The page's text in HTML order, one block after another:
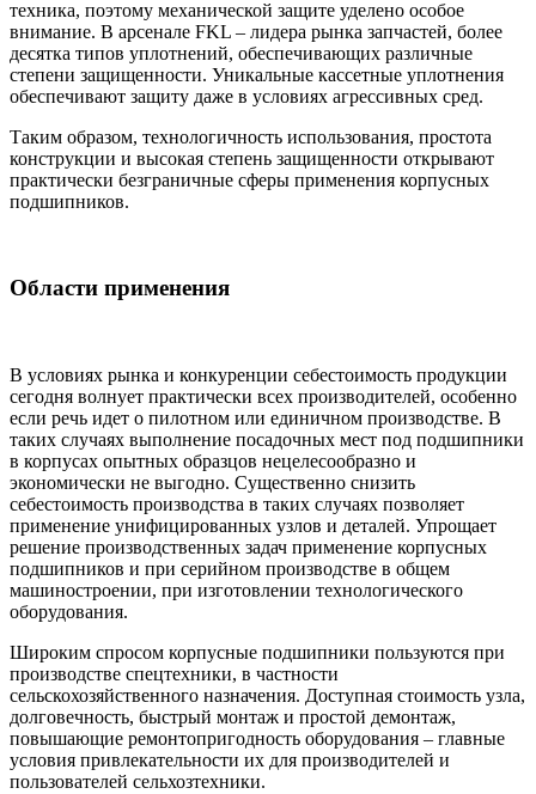
техника, поэтому механической защите уделено особое
внимание. В арсенале FKL – лидера рынка запчастей, более
десятка типов уплотнений, обеспечивающих различные
степени защищенности. Уникальные кассетные уплотнения
обеспечивают защиту даже в условиях агрессивных сред.
Таким образом, технологичность использования, простота
конструкции и высокая степень защищенности открывают
практически безграничные сферы применения корпусных
подшипников.
Области применения
В условиях рынка и конкуренции себестоимость продукции
сегодня волнует практически всех производителей, особенно
если речь идет о пилотном или единичном производстве. В
таких случаях выполнение посадочных мест под подшипники
в корпусах опытных образцов нецелесообразно и
экономически не выгодно. Существенно снизить
себестоимость производства в таких случаях позволяет
применение унифицированных узлов и деталей. Упрощает
решение производственных задач применение корпусных
подшипников и при серийном производстве в общем
машиностроении, при изготовлении технологического
оборудования.
Широким спросом корпусные подшипники пользуются при
производстве спецтехники, в частности
сельскохозяйственного назначения. Доступная стоимость узла,
долговечность, быстрый монтаж и простой демонтаж,
повышающие ремонтопригодность оборудования – главные
условия привлекательности их для производителей и
пользователей сельхозтехники.